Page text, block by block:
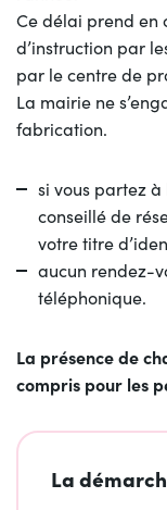
Ce délai prend en
d’instruction par
par le centre de
La mairie ne
fabrication.
si vous partez à
conseillé de
votre titre
aucun rendez-
téléphonique.
La présence de
compris pour les
La